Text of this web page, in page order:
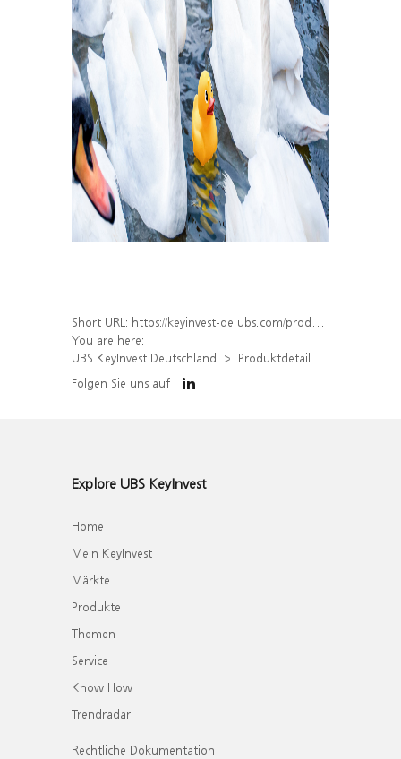
Short URL: https://keyinvest-de.ubs.com/produkt/detail/index/isin/DE000UQ8M7E3
You are here:
UBS KeyInvest Deutschland
Produktdetail
Folgen Sie uns auf
Explore UBS KeyInvest
Home
Mein KeyInvest
Märkte
Produkte
Themen
Service
Know How
Trendradar
Rechtliche Dokumentation